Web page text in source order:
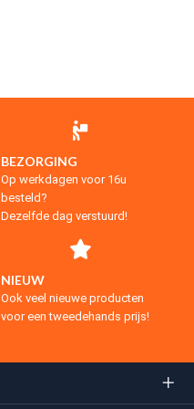
BEZORGING
Op werkdagen voor 16u
besteld?
Dezelfde dag verstuurd!
NIEUW
Ook veel nieuwe producten
voor een tweedehands prijs!